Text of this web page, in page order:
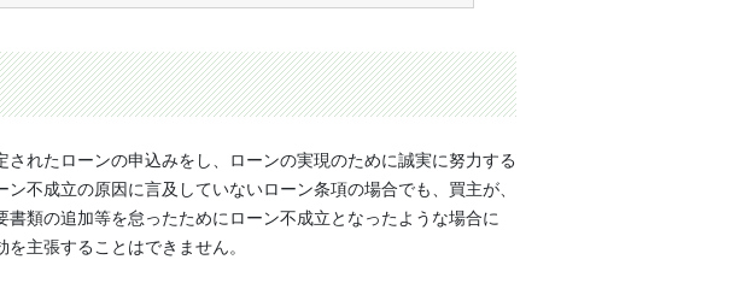
れたローンの申込みをし、ローンの実現のために誠実に努力する
不成立の原因に言及していないローン条項の場合でも、買主が、
類の追加等を怠ったためにローン不成立となったような場合に
主張することはできません。